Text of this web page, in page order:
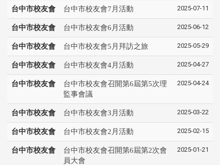
台中市校友會 台中市校友會7月活動 2025-07-11
台中市校友會 台中市校友會6月活動 2025-06-12
台中市校友會 台中市校友會5月拜訪之旅 2025-05-29
台中市校友會 台中市校友會4月活動 2025-04-27
台中市校友會
台中市校友會召開第6屆第5次理
監事會議
2025-04-24
台中市校友會 台中市校友會3月活動 2025-03-22
台中市校友會 台中市校友會2月活動 2025-02-15
台中市校友會
台中市校友會召開第6屆第2次會
員大會
2025-01-21